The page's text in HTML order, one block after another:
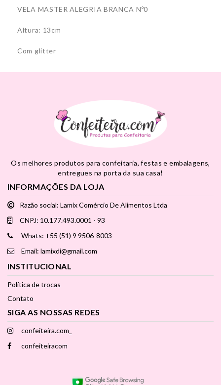
VELA MASTER ALEGRIA BRANCA Nº0
Altura: 13cm
Com glitter
Os melhores produtos para confeitaria, festas e embalagens,
entregues na porta da sua casa!
INFORMAÇÕES DA LOJA
Razão social: Lamix Comércio De Alimentos Ltda
CNPJ: 10.177.493.0001 - 93
Whats: +55 (51) 9 9506-8003
Email: lamixdi@gmail.com
INSTITUCIONAL
Política de trocas
Contato
SIGA AS NOSSAS REDES
confeiteira.com_
confeiteiracom